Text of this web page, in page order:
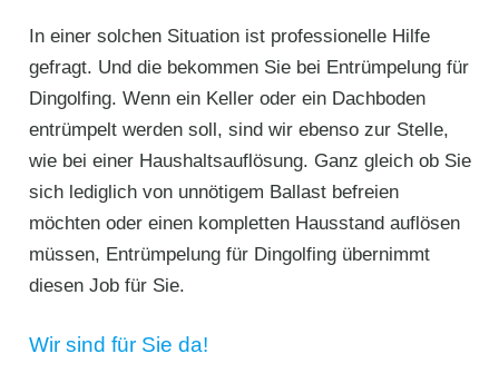
In einer solchen Situation ist professionelle Hilfe
gefragt. Und die bekommen Sie bei Entrümpelung für
Dingolfing. Wenn ein Keller oder ein Dachboden
entrümpelt werden soll, sind wir ebenso zur Stelle,
wie bei einer Haushaltsauflösung. Ganz gleich ob Sie
sich lediglich von unnötigem Ballast befreien
möchten oder einen kompletten Hausstand auflösen
müssen, Entrümpelung für Dingolfing übernimmt
diesen Job für Sie.
Wir sind für Sie da!